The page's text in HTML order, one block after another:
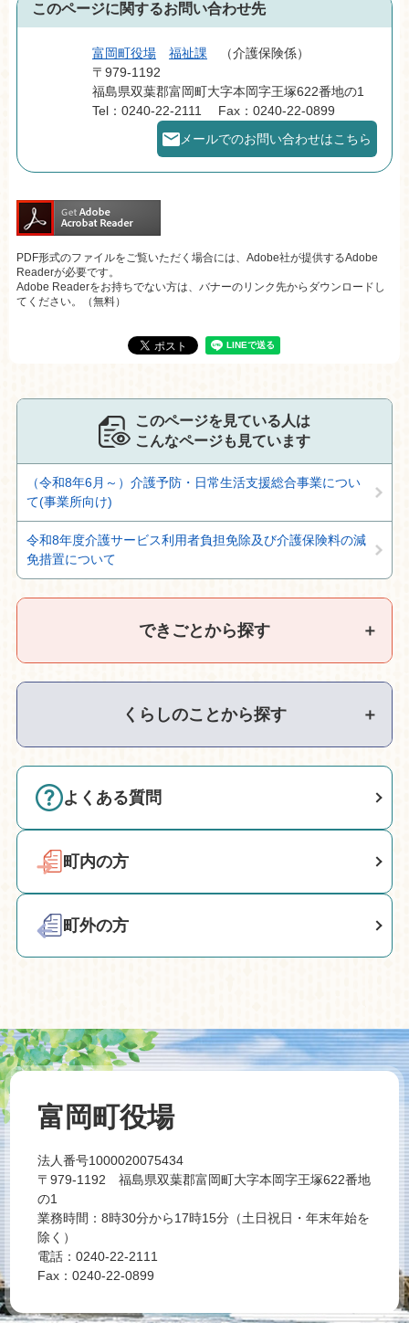
このページに関するお問い合わせ先
富岡町役場 福祉課
介護保険係
〒979-1192
福島県双葉郡富岡町大字本岡字王塚622番地の1
Tel：0240-22-2111
Fax：0240-22-0899
メールでのお問い合わせはこちら
PDF形式のファイルをご覧いただく場合には、Adobe社が提供するAdobe
Readerが必要です。
Adobe Readerをお持ちでない方は、バナーのリンク先からダウンロードし
てください。（無料）
このページを見ている人は
こんなページも見ています
（令和8年6月～）介護予防・日常生活支援総合事業につい
て(事業所向け)
令和8年度介護サービス利用者負担免除及び介護保険料の減
免措置について
できごとから探す ＋
くらしのことから探す ＋
よくある質問
町内の方
町外の方
富岡町役場
法人番号1000020075434
〒979-1192 福島県双葉郡富岡町大字本岡字王塚622番地
の1
業務時間：8時30分から17時15分（土日祝日・年末年始を
除く）
電話：0240-22-2111
Fax：0240-22-0899